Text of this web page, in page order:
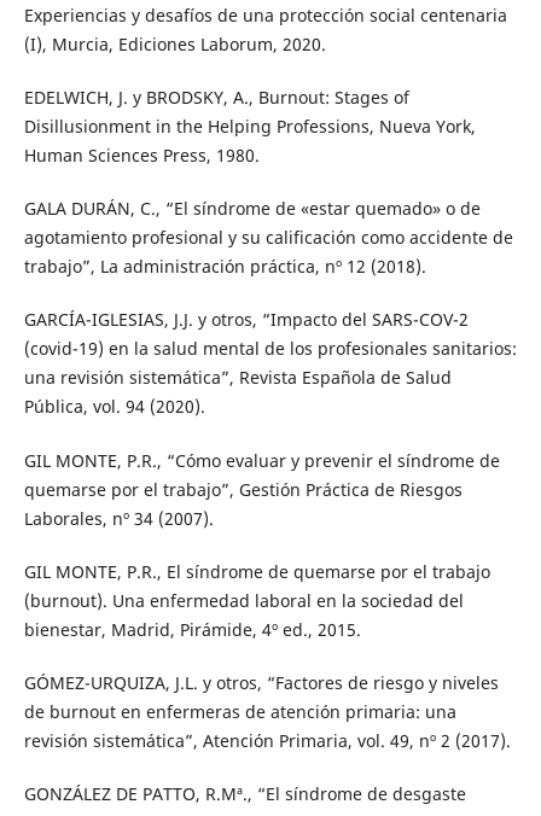
Experiencias y desafíos de una protección social centenaria
(I), Murcia, Ediciones Laborum, 2020.
EDELWICH, J. y BRODSKY, A., Burnout: Stages of
Disillusionment in the Helping Professions, Nueva York,
Human Sciences Press, 1980.
GALA DURÁN, C., “El síndrome de «estar quemado» o de
agotamiento profesional y su calificación como accidente de
trabajo”, La administración práctica, nº 12 (2018).
GARCÍA-IGLESIAS, J.J. y otros, “Impacto del SARS-COV-2
(covid-19) en la salud mental de los profesionales sanitarios:
una revisión sistemática”, Revista Española de Salud
Pública, vol. 94 (2020).
GIL MONTE, P.R., “Cómo evaluar y prevenir el síndrome de
quemarse por el trabajo”, Gestión Práctica de Riesgos
Laborales, nº 34 (2007).
GIL MONTE, P.R., El síndrome de quemarse por el trabajo
(burnout). Una enfermedad laboral en la sociedad del
bienestar, Madrid, Pirámide, 4º ed., 2015.
GÓMEZ-URQUIZA, J.L. y otros, “Factores de riesgo y niveles
de burnout en enfermeras de atención primaria: una
revisión sistemática”, Atención Primaria, vol. 49, nº 2 (2017).
GONZÁLEZ DE PATTO, R.Mª., “El síndrome de desgaste